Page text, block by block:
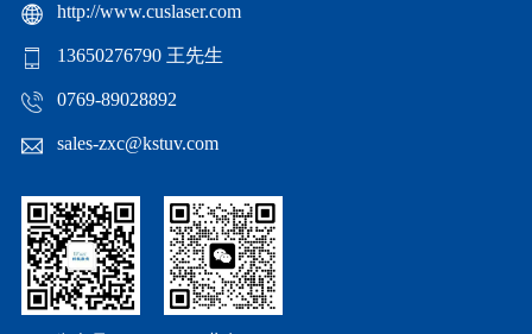
http://www.cuslaser.com
13650276790 王先生
0769-89028892
sales-zxc@kstuv.com